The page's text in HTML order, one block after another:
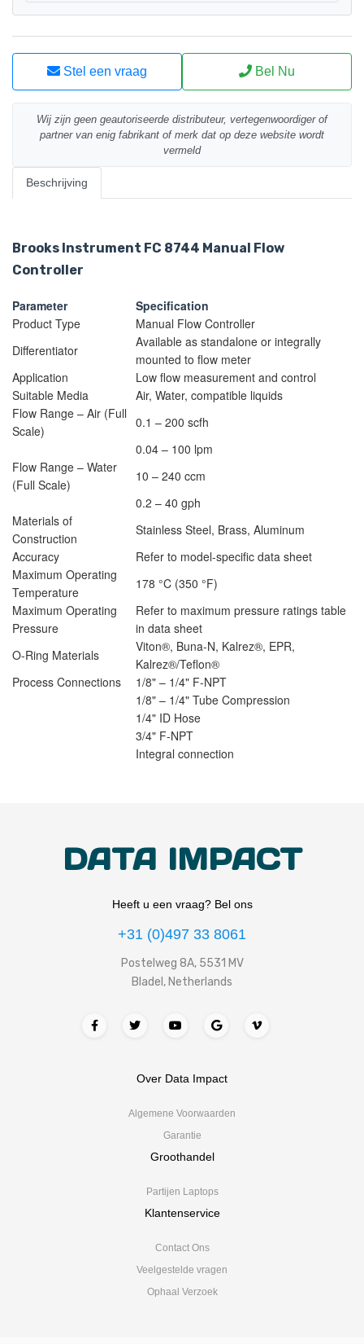
Stel een vraag Bel Nu
Wij zijn geen geautoriseerde distributeur, vertegenwoordiger of
partner van enig fabrikant of merk dat op deze website wordt
vermeld
Beschrijving
Brooks Instrument FC 8744 Manual Flow
Controller
Parameter
Specification
Product Type
Manual Flow Controller
Differentiator
Available as standalone or integrally
mounted to flow meter
Application
Low flow measurement and control
Suitable Media
Air, Water, compatible liquids
Flow Range – Air (Full
Scale)
0.1 – 200 scfh
0.04 – 100 lpm
Flow Range – Water
(Full Scale)
10 – 240 ccm
0.2 – 40 gph
Materials of
Construction
Stainless Steel, Brass, Aluminum
Accuracy
Refer to model-specific data sheet
Maximum Operating
Temperature
178 °C (350 °F)
Maximum Operating
Pressure
Refer to maximum pressure ratings table
in data sheet
O-Ring Materials
Viton®, Buna-N, Kalrez®, EPR,
Kalrez®/Teflon®
Process Connections
1/8" – 1/4" F-NPT
1/8" – 1/4" Tube Compression
1/4" ID Hose
3/4" F-NPT
Integral connection
DATA IMPACT
Heeft u een vraag? Bel ons
+31 (0)497 33 8061
Postelweg 8A, 5531 MV
Bladel, Netherlands
Over Data Impact
Algemene Voorwaarden
Garantie
Groothandel
Partijen Laptops
Klantenservice
Contact Ons
Veelgestelde vragen
Ophaal Verzoek